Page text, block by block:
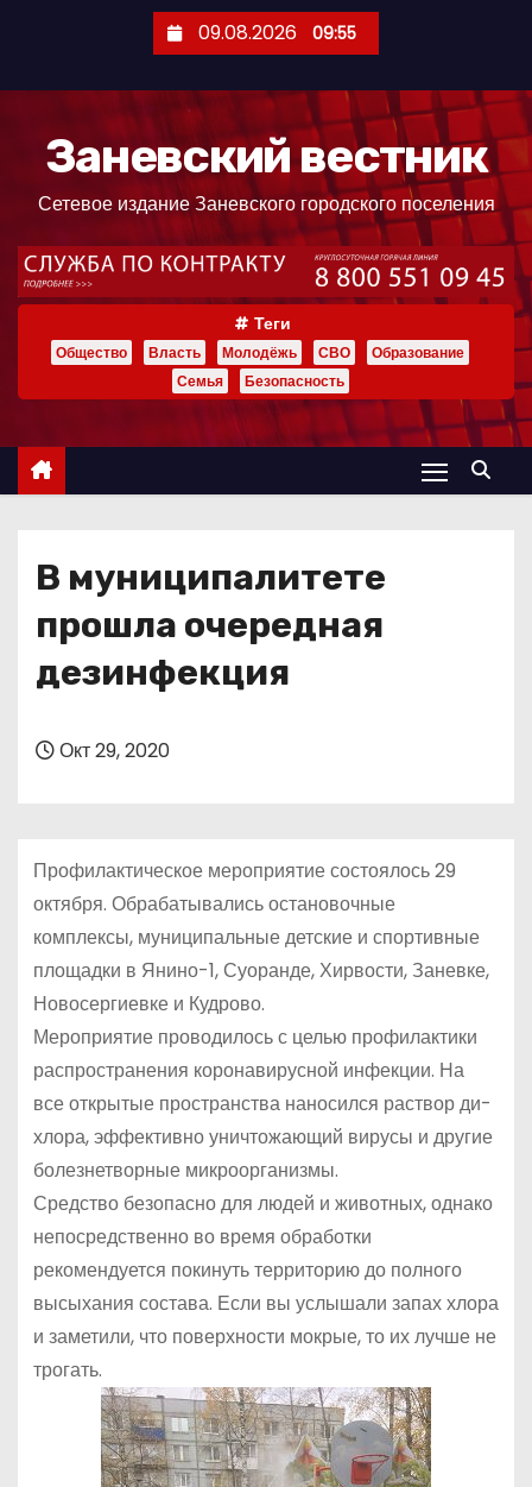
ж
09.08.2026 09:55
Заневский вестник
Сетевое издание Заневского городского поселения
Теги
Общество Власть Молодёжь СВО
Образование
Семья
Безопасность
В муниципалитете
прошла очередная
дезинфекция
Окт 29, 2020
Профилактическое мероприятие состоялось 29
октября. Обрабатывались остановочные
комплексы, муниципальные детские и спортивные
площадки в Янино-1, Суоранде, Хирвости, Заневке,
Новосергиевке и Кудрово.
Мероприятие проводилось с целью профилактики
распространения коронавирусной инфекции. На
все открытые пространства наносился раствор ди-
хлора, эффективно уничтожающий вирусы и другие
болезнетворные микроорганизмы.
Средство безопасно для людей и животных, однако
непосредственно во время обработки
рекомендуется покинуть территорию до полного
высыхания состава. Если вы услышали запах хлора
и заметили, что поверхности мокрые, то их лучше не
трогать.